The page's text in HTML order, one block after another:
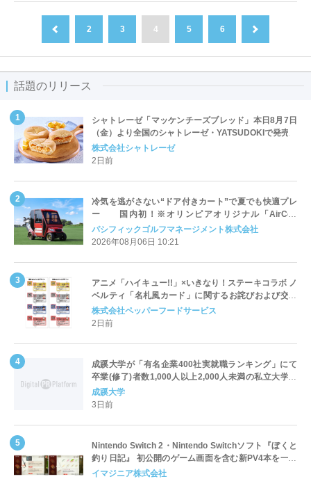
2 3 4 5 6
話題のリリース
シャトレーゼ「マッケンチーズブレッド」本日8月7日
（金）より全国のシャトレーゼ・YATSUDOKIで発売
株式会社シャトレーゼ
2日前
冷気を逃がさない“ドア付きカート”で夏でも快適プレ
ー 国内初！※オリンピアオリジナル「AirCon
Cart（エアコンカート）」導入 | ＰＧＭ
パシフィックゴルフマネージメント株式会社
2026年08月06日 10:21
アニメ「ハイキュー!!」×いきなり！ステーキコラボ ノ
ベルティ「名札風カード」に関するお詫びおよび交換
対応についてのご案内
株式会社ペッパーフードサービス
2日前
成蹊大学が「有名企業400社実就職ランキング」にて
卒業(修了)者数1,000人以上2,000人未満の私立大学で
全国第1位を獲得！～実就職率は26.5%（前年比＋
4.3pt）に伸長、東京の私立大学でも10位にランクイン
成蹊大学
3日前
Nintendo Switch 2・Nintendo Switchソフト『ぼくと
釣り日記』 初公開のゲーム画面を含む新PV4本を一挙
公開！
イマジニア株式会社